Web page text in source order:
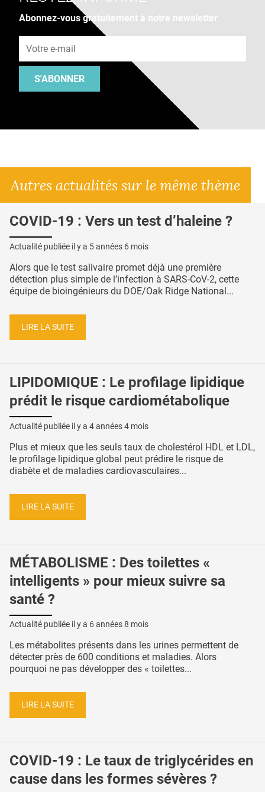
Abonnez-vous gratuitement à notre newsletter
S'ABONNER
Autres actualités sur le même thème
COVID-19 : Vers un test d’haleine ?
Actualité publiée il y a 5 années 6 mois
Alors que le test salivaire promet déjà une première
détection plus simple de l’infection à SARS-CoV-2, cette
équipe de bioingénieurs du DOE/Oak Ridge National...
LIRE LA SUITE
LIPIDOMIQUE : Le profilage lipidique
prédit le risque cardiométabolique
Actualité publiée il y a 4 années 4 mois
Plus et mieux que les seuls taux de cholestérol HDL et LDL,
le profilage lipidique global peut prédire le risque de
diabète et de maladies cardiovasculaires...
LIRE LA SUITE
MÉTABOLISME : Des toilettes «
intelligents » pour mieux suivre sa
santé ?
Actualité publiée il y a 6 années 8 mois
Les métabolites présents dans les urines permettent de
détecter près de 600 conditions et maladies. Alors
pourquoi ne pas développer des « toilettes...
LIRE LA SUITE
COVID-19 : Le taux de triglycérides en
cause dans les formes sévères ?